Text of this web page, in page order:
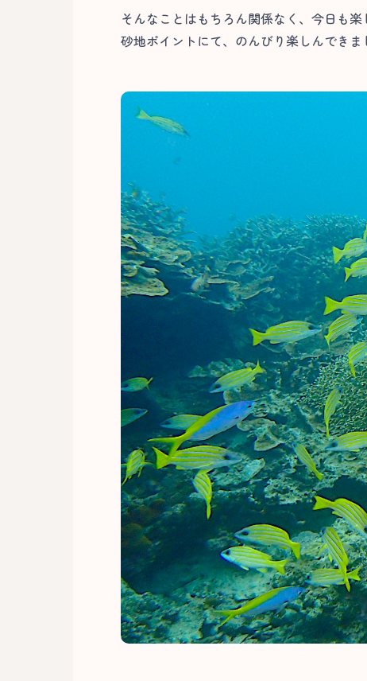
そんなことはもちろん関係なく、今日も楽
砂地ポイントにて、のんびり楽しんできま